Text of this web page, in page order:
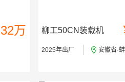
万 柳工50CN装载机
2025年出厂 安徽省·